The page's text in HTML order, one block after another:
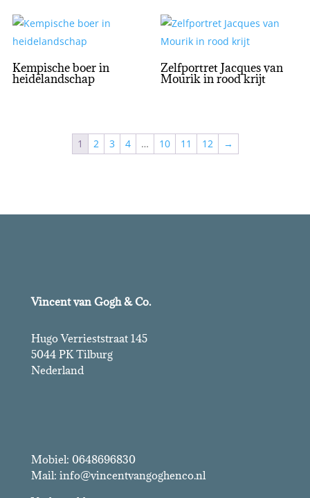
Kempische boer in
heidelandschap
Zelfportret Jacques van
Mourik in rood krijt
1 2 3 4 … 10 11 12 →
Vincent van Gogh & Co.
Hugo Verrieststraat 145
5044 PK Tilburg
Nederland
Mobiel: 0648696830
Mail: info@vincentvangoghenco.nl